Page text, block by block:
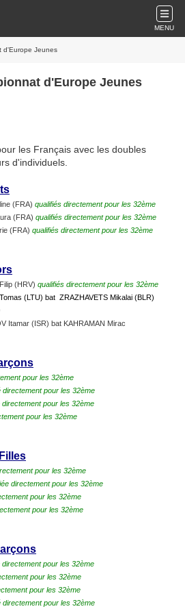
MENU
d'Europe Jeunes
d'Europe Jeunes
les Français avec les doubles
d'individuels.
(FRA) qualifiés directement pour les 32ème
(FRA) qualifiés directement pour les 32ème
(FRA) qualifiés directement pour les 32ème
(HRV) qualifiés directement pour les 32ème
(LTU) bat ZRAZHAVETS Mikalai (BLR)
Itamar (ISR) bat KAHRAMAN Mirac
pour les 32ème
directement pour les 32ème
directement pour les 32ème
pour les 32ème
pour les 32ème
directement pour les 32ème
pour les 32ème
pour les 32ème
directement pour les 32ème
pour les 32ème
pour les 32ème
directement pour les 32ème